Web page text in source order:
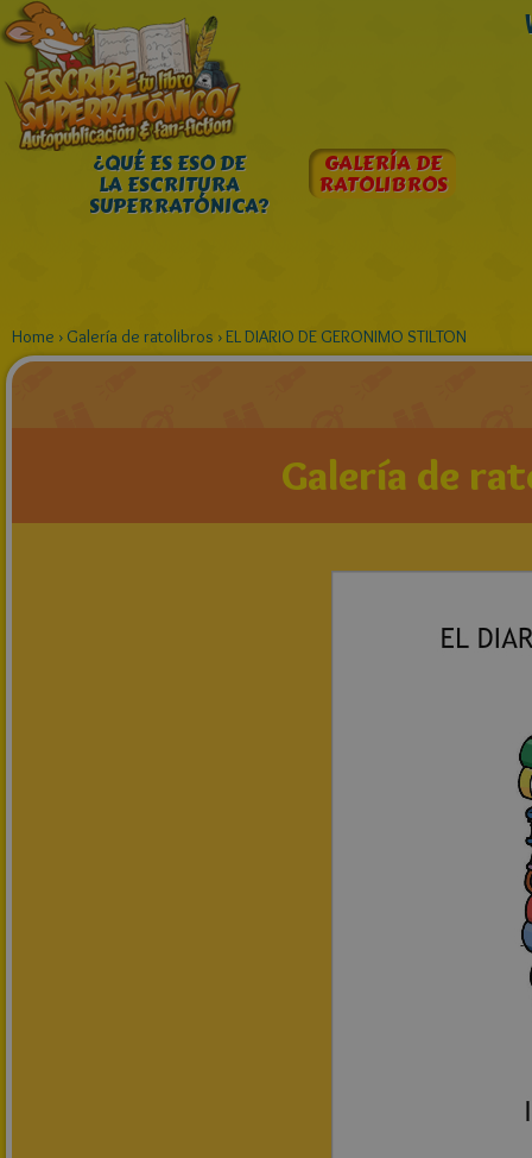
¿QUÉ ES ESO DE
LA ESCRITURA
SUPERRATÓNICA?
GALERÍA DE
RATOLIBROS
Home › Galería de ratolibros ›EL DIARIO DE GERONIMO STILTON
Galería de